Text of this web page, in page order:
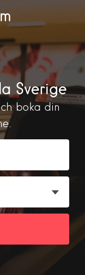
Sverige
boka din